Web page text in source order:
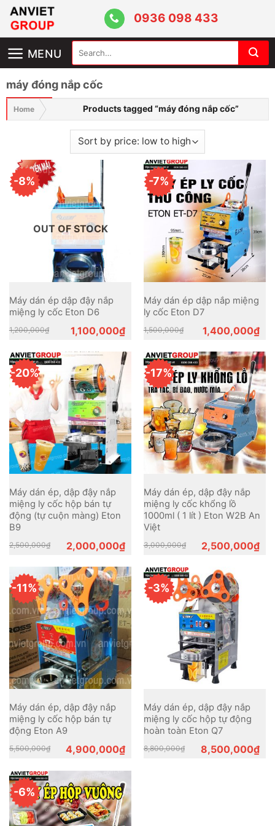
Skip
content
0936 098 433
MENU
for:
máy đóng nắp cốc
Home Products tagged “máy đóng nắp cốc”
-8%
OUT OF STOCK
Máy dán ép dập đậy nắp
miệng ly cốc Eton D6
1,200,000₫
Original
1,200,000₫.
1,100,000₫
Current
1,100,000₫.
-7%
Máy dán ép dập nắp miệng
ly cốc Eton D7
1,500,000₫
Original
price
1,500,000₫.
1,400,000₫
Current
price
1,400,000₫.
-20%
Máy dán ép, dập đậy nắp
miệng ly cốc hộp bán tự
động (tự cuộn màng) Eton
B9
2,500,000₫
Original
price
2,500,000₫.
2,000,000₫
Current
price
2,000,000₫.
-17%
Máy dán ép, dập đậy nắp
miệng ly cốc khổng lồ
1000ml ( 1 lít ) Eton W2B An
Việt
3,000,000₫
Original
price
3,000,000₫.
2,500,000₫
Current
price
2,500,000₫.
-11%
Máy dán ép, dập đậy nắp
miệng ly cốc hộp bán tự
động Eton A9
5,500,000₫
Original
price
5,500,000₫.
4,900,000₫
Current
price
4,900,000₫.
-3%
Máy dán ép, dập đậy nắp
miệng ly cốc hộp tự động
hoàn toàn Eton Q7
8,800,000₫
Original
price8,500,000₫
Current
price
-6%